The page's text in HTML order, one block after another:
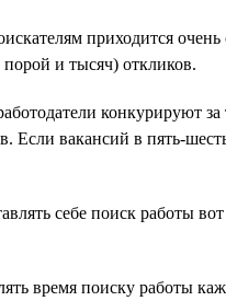
приходится очень
и тысяч) откликов.
конкурируют за
Если вакансий в пять-
себе поиск работы
время поиску работы